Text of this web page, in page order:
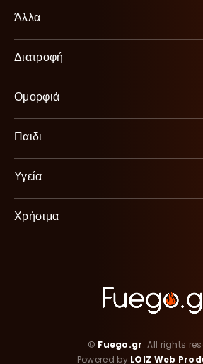
Άλλα
Διατροφή
Ομορφιά
Παιδι
Υγεία
Χρήσιμα
© Fuego.gr. All rights
Powered by LOIZ Web